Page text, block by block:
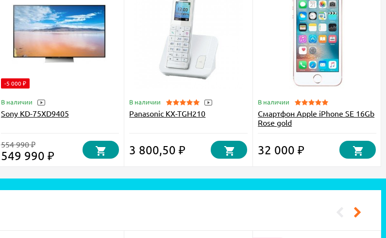
-5 000 ₽
В наличии
Sony KD-75XD9405
554 990 ₽
549 990 ₽
В наличии
Panasonic KX-TGH210
3 800,50 ₽
В наличии
Смартфон Apple iPhone SE 16Gb
Rose gold
32 000 ₽